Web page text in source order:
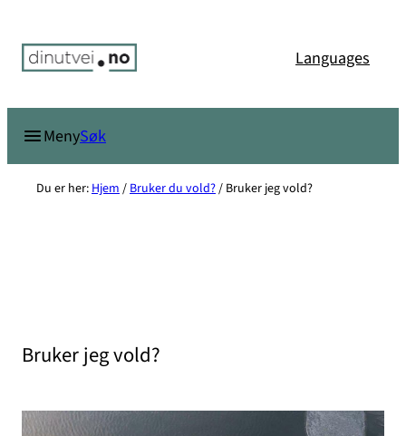
innhold
Languages
MenySøk
Du er her: Hjem / Bruker du vold?/ Bruker jeg vold?
Bruker jeg vold?